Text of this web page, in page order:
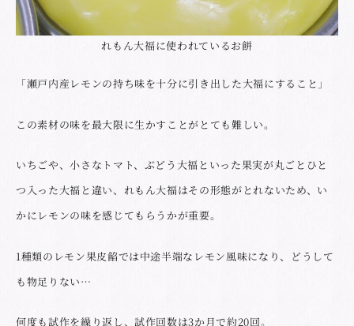
れもん大福に使われているお餅
「瀬戸内産レモンの持ち味を十分に引き出した大福にすること」
この素材の味を最大限に生かすことがとても難しい。
いちごや、小さなトマト、ぶどう大福といった果実が丸ごとひと
つ入った大福と違い、れもん大福はその形態がとれないため、い
かにレモンの味を感じてもらうかが重要。
1種類のレモン果皮餡では中途半端なレモン風味になり、どうして
も物足りない…
何度も試作を繰り返し、試作回数は3か月で約20回。